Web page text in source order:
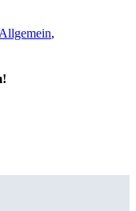
Allgemein,